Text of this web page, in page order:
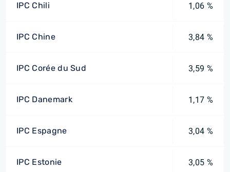
IPC Chili 1,06 %
IPC Chine 3,84 %
IPC Corée du Sud 3,59 %
IPC Danemark 1,17 %
IPC Espagne 3,04 %
IPC Estonie 3,05 %